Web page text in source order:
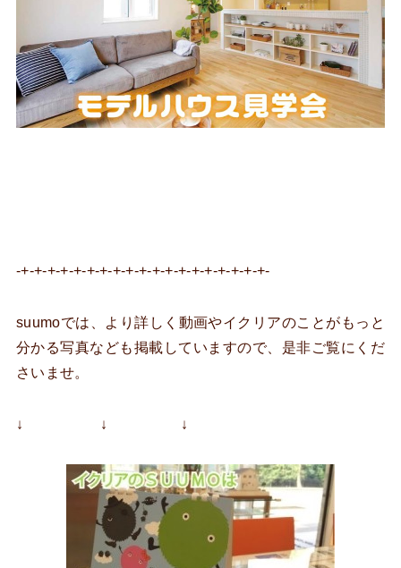
-+-+-+-+-+-+-+-+-+-+-+-+-+-+-+-+-+-+-+-
suumoでは、より詳しく動画やイクリアのことがもっと
分かる写真なども掲載していますので、是非ご覧にくだ
さいませ。
↓ ↓ ↓